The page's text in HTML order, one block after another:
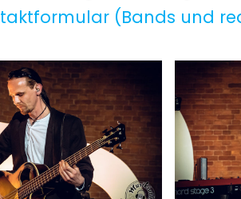
(Bands und